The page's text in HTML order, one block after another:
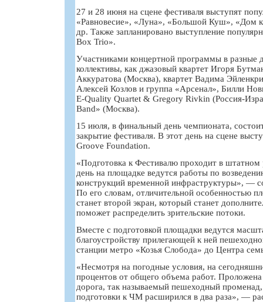
27 и 28 июня на сцене фестиваля выступят
«Равновесие», «Луна», «Большой Куш», «Дом
др. Также запланировано выступление
Box Trio».
Участниками концертной программы в разные
коллективы, как джазовый квартет Игоря
Аккуратова (Москва), квартет Вадима
Алексей Козлов и группа «Арсенал», Билли
E-Quality Quartet & Gregory Rivkin (Россия-
Band» (Москва).
15 июля, в финальный день чемпионата,
закрытие фестиваля. В этот день на сцене
Groove Foundation.
«Подготовка к Фестивалю проходит в
день на площадке ведутся работы по
конструкций временной инфраструктуры», —
По его словам, отличительной особенностью
станет второй экран, который станет
поможет распределить зрительские потоки.
Вместе с подготовкой площадки ведутся
благоустройству прилегающей к ней
станции метро «Козья Слобода» до Центра
«Несмотря на погодные условия, на
процентов от общего объема работ.
дорога, так называемый пешеходный
подготовки к ЧМ расширился в два раза», —